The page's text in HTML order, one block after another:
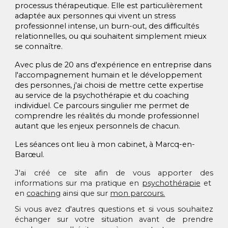
processus thérapeutique. Elle est particulièrement
adaptée aux personnes qui vivent un stress
professionnel intense, un burn-out, des difficultés
relationnelles, ou qui souhaitent simplement mieux
se connaître.
Avec plus de 20 ans d'expérience en entreprise dans
l'accompagnement humain et le développement
des personnes, j'ai choisi de mettre cette expertise
au service de la psychothérapie et du coaching
individuel. Ce parcours singulier me permet de
comprendre les réalités du monde professionnel
autant que les enjeux personnels de chacun.
Les séances ont lieu à mon cabinet, à Marcq-en-
Barœul.
J'ai créé ce site afin de vous apporter des
informations sur ma pratique en psychothérapie et
en coaching ainsi que sur mon parcours.
Si vous avez d'autres questions et si vous souhaitez
échanger sur votre situation avant de prendre